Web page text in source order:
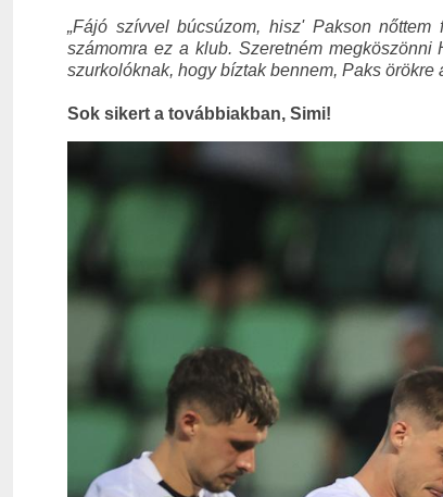
„Fájó szívvel búcsúzom, hisz' Pakson
számomra ez a klub. Szeretném
szurkolóknak, hogy bíztak bennem, Paks örökre
Sok sikert a továbbiakban, Simi!